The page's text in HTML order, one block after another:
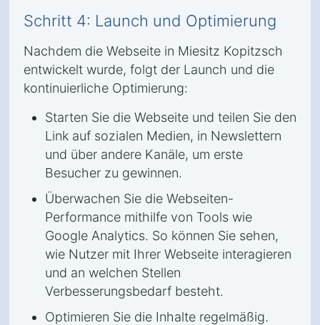
Schritt 4: Launch und Optimierung
Nachdem die Webseite in Miesitz Kopitzsch
entwickelt wurde, folgt der Launch und die
kontinuierliche Optimierung:
Starten Sie die Webseite und teilen Sie den
Link auf sozialen Medien, in Newslettern
und über andere Kanäle, um erste
Besucher zu gewinnen.
Überwachen Sie die Webseiten-
Performance mithilfe von Tools wie
Google Analytics. So können Sie sehen,
wie Nutzer mit Ihrer Webseite interagieren
und an welchen Stellen
Verbesserungsbedarf besteht.
Optimieren Sie die Inhalte regelmäßig.